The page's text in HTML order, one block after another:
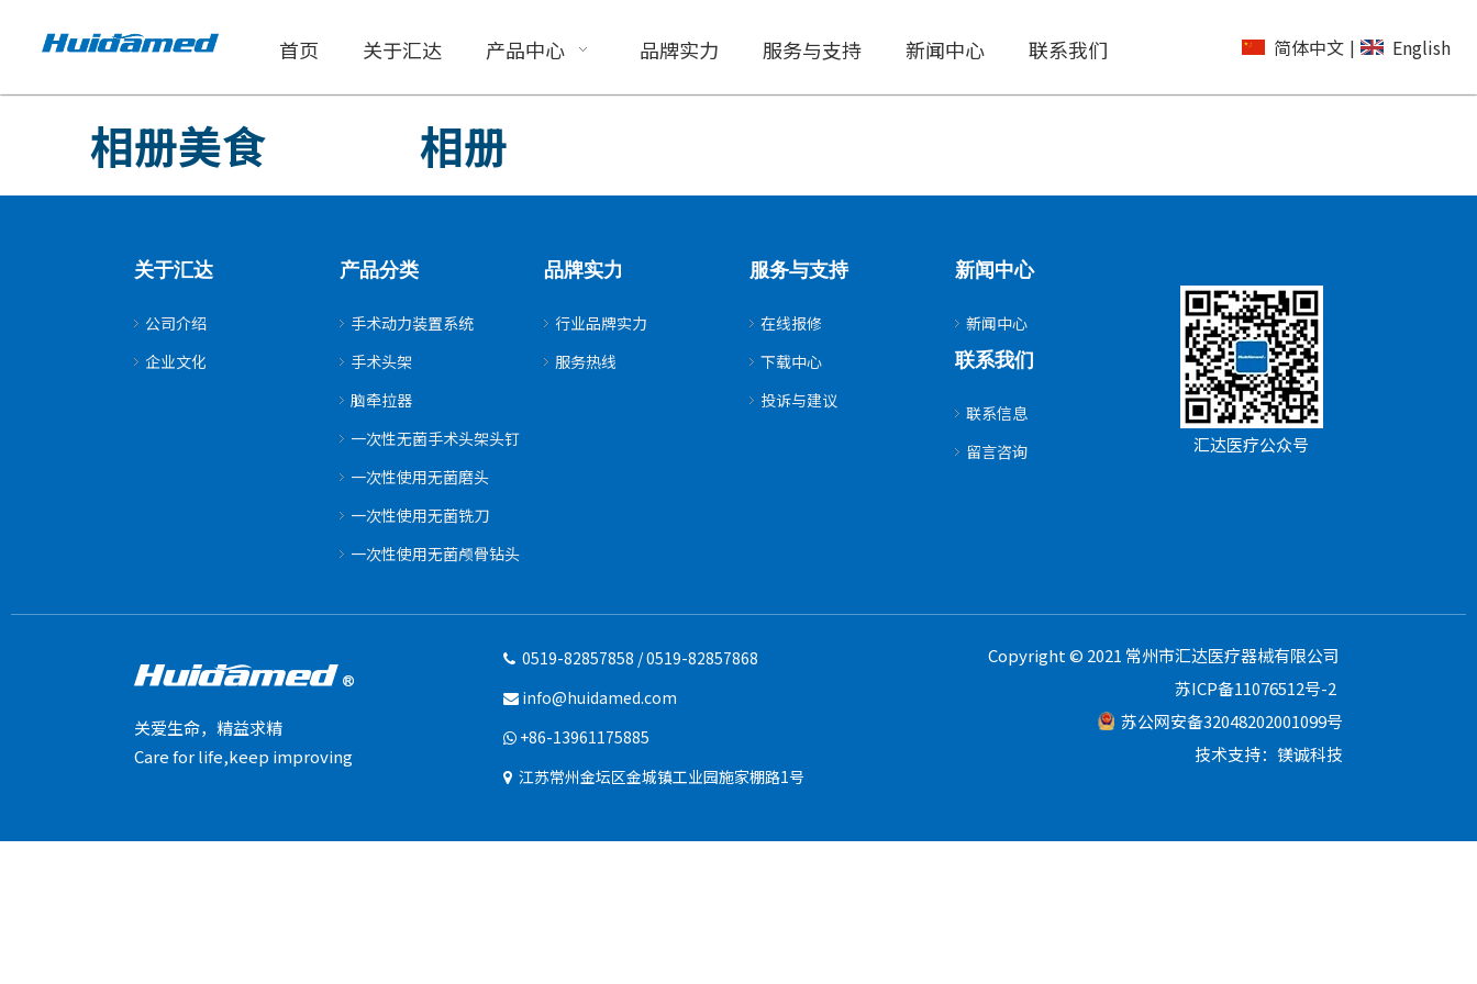
首页 关于汇达 产品中心 品牌实力 服务与支持 新闻中心 联系我们 简体中文 | English
相册美食 相册
关于汇达
公司介绍
企业文化
产品分类
手术动力装置系统
手术头架
脑牵拉器
一次性无菌手术头架头钉
一次性使用无菌磨头
一次性使用无菌铣刀
一次性使用无菌颅骨钻头
品牌实力
行业品牌实力
服务热线
服务与支持
在线报修
下载中心
投诉与建议
新闻中心
新闻中心
联系我们
联系信息
留言咨询
汇达医疗公众号
关爱生命，精益求精
Care for life,keep improving
 0519-82857858 / 0519-82857868
 info@huidamed.com
 +86-13961175885
 江苏常州金坛区金城镇工业园施家棚路1号
Copyright © 2021 常州市汇达医疗器械有限公司
苏ICP备11076512号-2
苏公网安备32048202001099号
技术支持：镁诚科技